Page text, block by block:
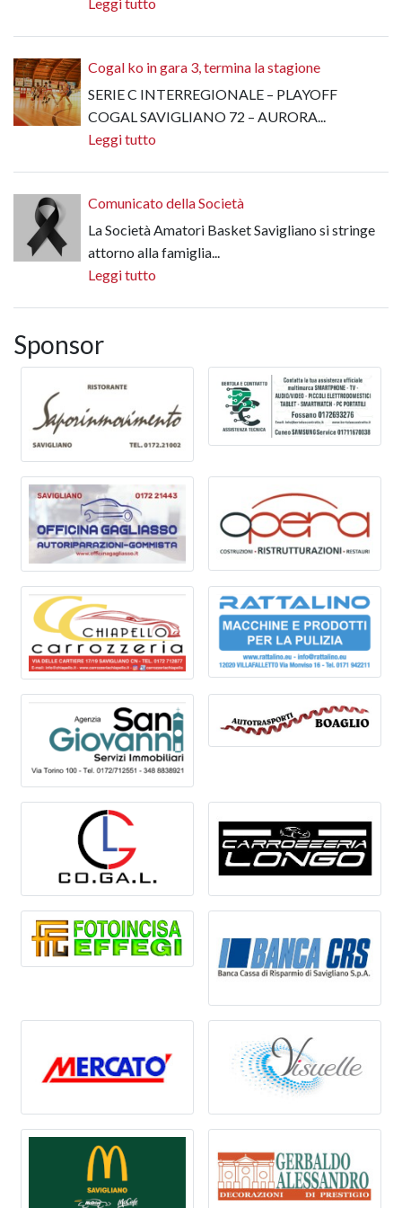
Cogal ko in gara 3, termina la stagione
SERIE C INTERREGIONALE – PLAYOFF
COGAL SAVIGLIANO 72 – AURORA...
Leggi tutto
Comunicato della Società
La Società Amatori Basket Savigliano si stringe
attorno alla famiglia...
Leggi tutto
Sponsor